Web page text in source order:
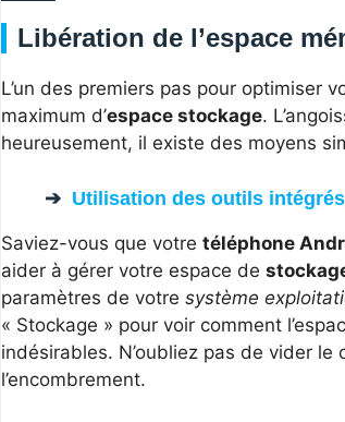
Libération de l’espace
L’un des premiers pas pour optimiser
maximum d’espace stockage.
heureusement, il existe des moyens
Utilisation des outils
Saviez-vous que votre téléphone
aider à gérer votre espace de
paramètres de votre système
« Stockage » pour voir comment
indésirables. N’oubliez pas de vider
l’encombrement.